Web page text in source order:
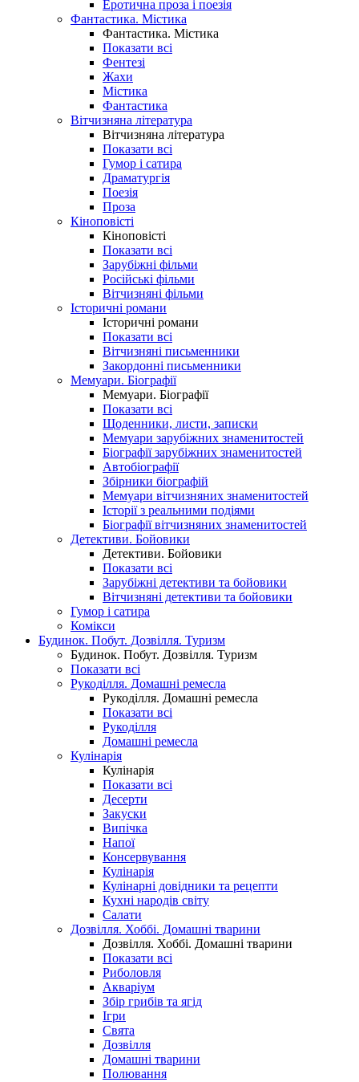
Еротична проза і поезія
Фантастика. Містика
Фантастика. Містика
Показати всі
Фентезі
Жахи
Містика
Фантастика
Вітчизняна література
Вітчизняна література
Показати всі
Гумор і сатира
Драматургія
Поезія
Проза
Кіноповісті
Кіноповісті
Показати всі
Зарубіжні фільми
Російські фільми
Вітчизняні фільми
Історичні романи
Історичні романи
Показати всі
Вітчизняні письменники
Закордонні письменники
Мемуари. Біографії
Мемуари. Біографії
Показати всі
Щоденники, листи, записки
Мемуари зарубіжних знаменитостей
Біографії зарубіжних знаменитостей
Автобіографії
Збірники біографій
Мемуари вітчизняних знаменитостей
Історії з реальними подіями
Біографії вітчизняних знаменитостей
Детективи. Бойовики
Детективи. Бойовики
Показати всі
Зарубіжні детективи та бойовики
Вітчизняні детективи та бойовики
Гумор і сатира
Комікси
Будинок. Побут. Дозвілля. Туризм
Будинок. Побут. Дозвілля. Туризм
Показати всі
Рукоділля. Домашні ремесла
Рукоділля. Домашні ремесла
Показати всі
Рукоділля
Домашні ремесла
Кулінарія
Кулінарія
Показати всі
Десерти
Закуски
Випічка
Напої
Консервування
Кулінарія
Кулінарні довідники та рецепти
Кухні народів світу
Салати
Дозвілля. Хоббі. Домашні тварини
Дозвілля. Хоббі. Домашні тварини
Показати всі
Риболовля
Акваріум
Збір грибів та ягід
Ігри
Свята
Дозвілля
Домашні тварини
Полювання